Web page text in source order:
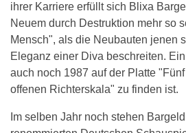
ihrer Karriere erfüllt sich Blixa
Neuem durch Destruktion mehr so
Mensch", als die Neubauten jenen
Eleganz einer Diva beschreiten.
auch noch 1987 auf der Platte
offenen Richterskala" zu finden ist.
Im selben Jahr noch stehen